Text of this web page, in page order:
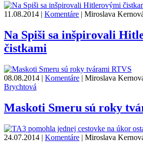
11.08.2014 | Komentáre | Miroslava
Na Spiši sa inšpirovali
čistkami
08.08.2014 | Komentáre | Miroslava
Brychtová
Maskoti Smeru sú roky
24.07.2014 | Komentáre | Miroslava